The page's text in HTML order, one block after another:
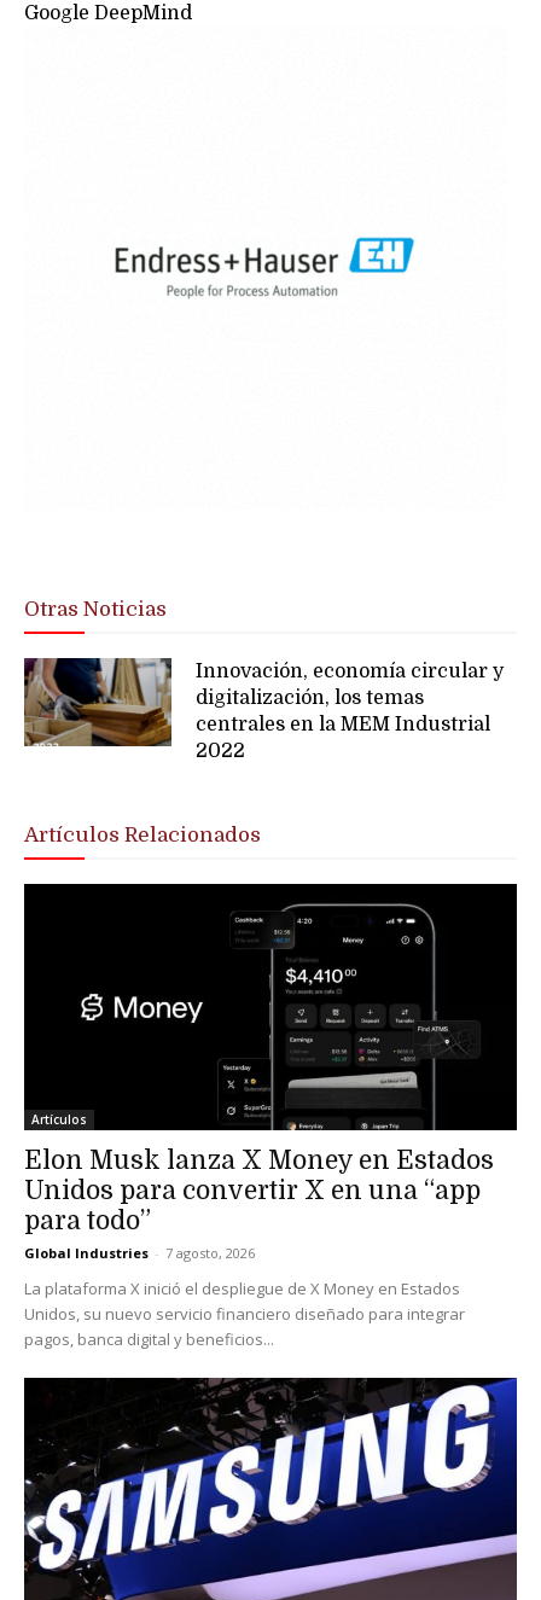
Google DeepMind
Otras Noticias
Innovación, economía circular y
digitalización, los temas
centrales en la MEM Industrial
2022
Artículos Relacionados
Artículos
Elon Musk lanza X Money en Estados
Unidos para convertir X en una “app
para todo”
Global Industries - 7 agosto, 2026
La plataforma X inició el despliegue de X Money en Estados
Unidos, su nuevo servicio financiero diseñado para integrar
pagos, banca digital y beneficios...